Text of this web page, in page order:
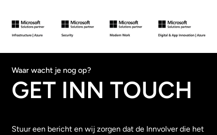
Waar wacht je nog op?
GET INN TOUCH
Stuur een bericht en wij zorgen dat de Innvolver die het